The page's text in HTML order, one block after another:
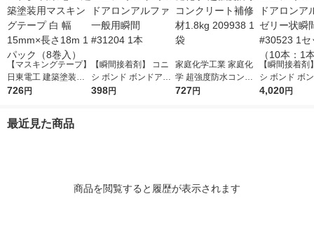
【マスキングテープ】
日東電工 建築塗装用
マスキングテープ 白
726円
【瞬間接着剤】 コニ
シ ボンド ボンドアロ
ンアルファ一般用瞬間
398円
家庭化学工業 家庭化
学 超強度防水コンク
リート補修材1.8kg 20
727円
【瞬間接着剤
シ ボンド ボ
ンアルフアゼ
4,020円
最近見た商品
商品を閲覧すると履歴が表示されます